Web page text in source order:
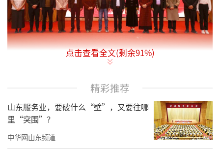
业、社区共同参与人才培养，传承发展中华优
秀传统文化，推动职业教育改革创新，10月31
日，由济南市章丘区政协、山东省儒学发展促
进会、山东工程职业技术大学联合主办的“弘
点击查看全文(剩余91%)
精彩推荐
山东服务业，要破什么“壁”，又要往哪
里“突围”？
中华网山东频道